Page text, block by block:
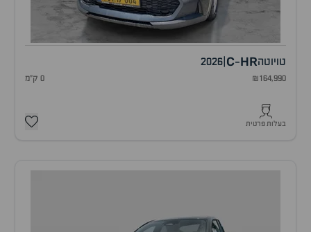
טויוטה C-HR
2026
₪164,990 0 ק"מ
בעלות פרטית